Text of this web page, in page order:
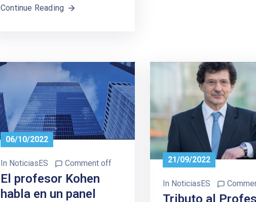
Continue Reading
06/10/2022
In NoticiasES Comment off
El profesor Kohen
habla en un panel
21/09/2022
In NoticiasES